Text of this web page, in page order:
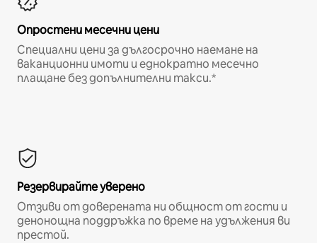
Опростени месечни цени
Специални цени за дългосрочно наемане на
ваканционни имоти и еднократно месечно
плащане без допълнителни такси.*
Резервирайте уверено
Отзиви от доверената ни общност от гости и
денонощна поддръжка по време на удължения ви
престой.